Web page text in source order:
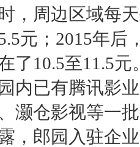
，周边区域每
元；2015年后
了10.5至11.5元
已有腾讯影业
灏仓影视等一
，郎园入驻企